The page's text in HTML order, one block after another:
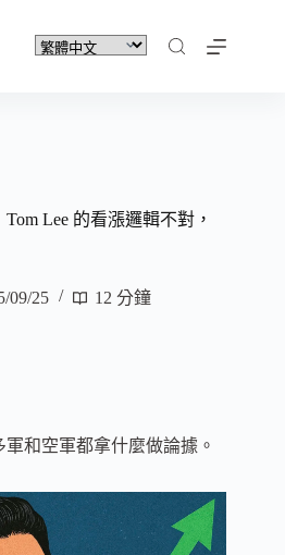
Lee 的看漲邏輯不對，
09/25 12 分鐘
和空軍都拿什麼做論據。